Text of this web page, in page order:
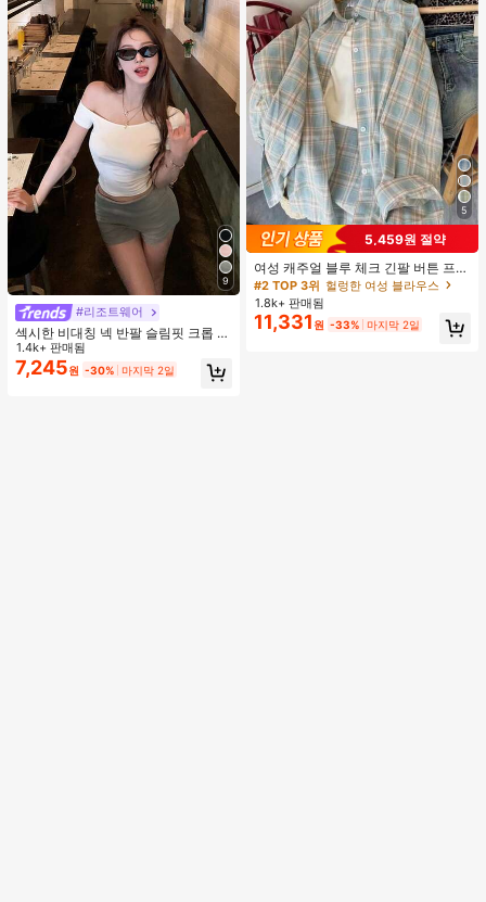
9
#리조트웨어
섹시한 비대칭 넥 반팔 슬림핏 크롭 탑
화이트 여름
1.4k+ 판매됨
7,245원 -30% 마지막 2일
5
5,459원 절약
여성 캐주얼 블루 체크 긴팔 버튼 프론
트 폴리에스터 셔츠, 레귤러 핏, 봄 의
류, 편안한 스타일
#2 TOP 3위 헐렁한 여성 블라우스
1.8k+ 판매됨
11,331 원 -33% 마지막 2일